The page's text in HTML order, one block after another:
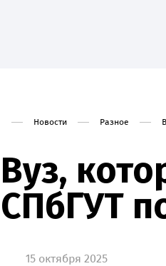
Новости Разное
Вуз,
СПбГУТ
15 октября 2025